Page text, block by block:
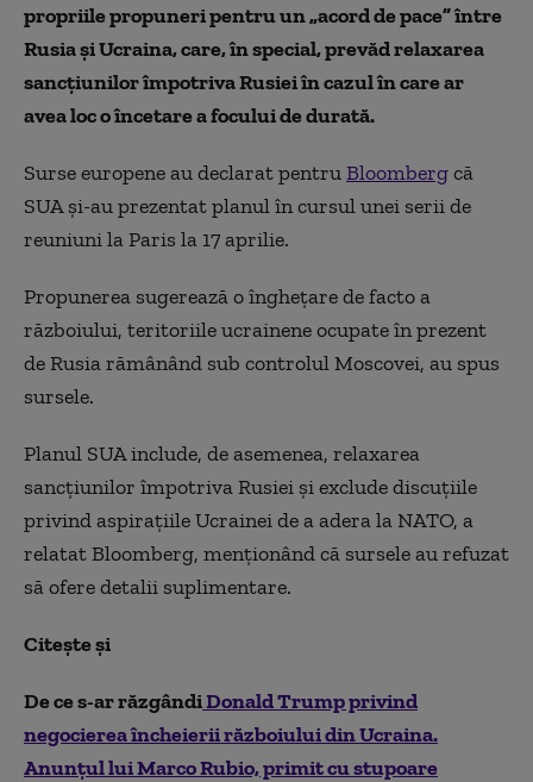
propriile propuneri pentru un „acord de pace” între
Rusia și Ucraina, care, în special, prevăd relaxarea
sancțiunilor împotriva Rusiei în cazul în care ar
avea loc o încetare a focului de durată.
Surse europene au declarat pentruBloombergcă
SUA și-au prezentat planul în cursul unei serii de
reuniuni la Paris la 17 aprilie.
Propunerea sugerează o înghețare de facto a
războiului, teritoriile ucrainene ocupate în prezent
de Rusia rămânând sub controlul Moscovei, au spus
sursele.
Planul SUA include, de asemenea, relaxarea
sancțiunilor împotriva Rusiei și exclude discuțiile
privind aspirațiile Ucrainei de a adera la NATO, a
relatat Bloomberg, menționând că sursele au refuzat
să ofere detalii suplimentare.
Citește și
De ce s-ar răzgândiDonald Trump privind
negocierea încheierii războiului din Ucraina.
Anunțul lui Marco Rubio, primit cu stupoare